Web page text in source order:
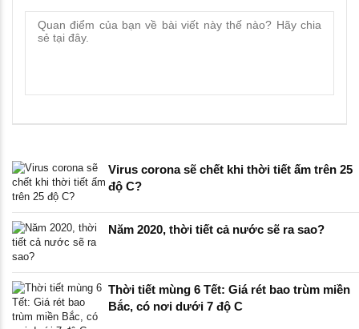
Virus corona sẽ chết khi thời tiết ấm trên 25
độ C?
Năm 2020, thời tiết cả nước sẽ ra sao?
Thời tiết mùng 6 Tết: Giá rét bao trùm miền
Bắc, có nơi dưới 7 độ C